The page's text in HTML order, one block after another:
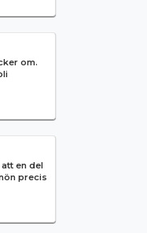
om.
en del
precis